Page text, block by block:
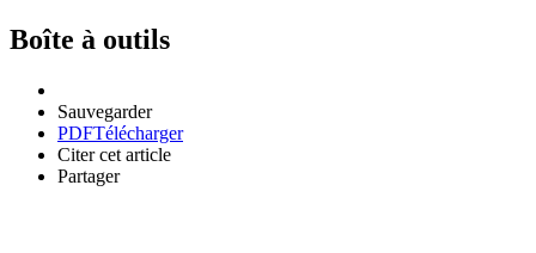
Boîte à outils
Sauvegarder
PDFTélécharger
Citer cet article
Partager